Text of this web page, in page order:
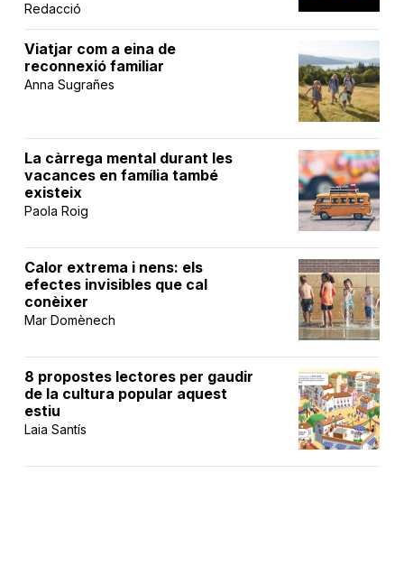
Redacció
Viatjar com a eina de
reconnexió familiar
Anna Sugrañes
La càrrega mental durant les
vacances en família també
existeix
Paola Roig
Calor extrema i nens: els
efectes invisibles que cal
conèixer
Mar Domènech
8 propostes lectores per gaudir
de la cultura popular aquest
estiu
Laia Santís